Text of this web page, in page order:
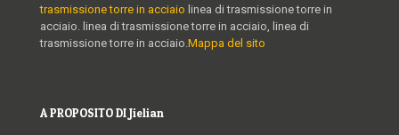
trasmissione torre in acciaio linea di trasmissione torre in
acciaio. linea di trasmissione torre in acciaio, linea di
trasmissione torre in acciaio. Mappa del sito
A PROPOSITO DI Jielian